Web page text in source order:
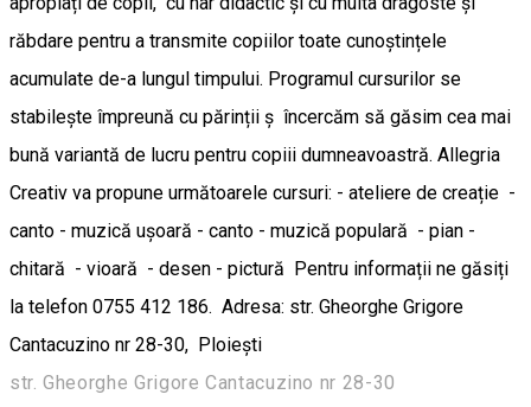
răbdare pentru a transmite copiilor toate cunoștințele
acumulate de-a lungul timpului. Programul cursurilor se
stabilește împreună cu părinții ș încercăm să găsim cea mai
bună variantă de lucru pentru copiii dumneavoastră. Allegria
Creativ va propune următoarele cursuri: - ateliere de creație -
canto - muzică ușoară - canto - muzică populară - pian -
chitară - vioară - desen - pictură Pentru informații ne găsiți
la telefon 0755 412 186. Adresa: str. Gheorghe Grigore
Cantacuzino nr 28-30, Ploiești
str. Gheorghe Grigore Cantacuzino nr 28-30